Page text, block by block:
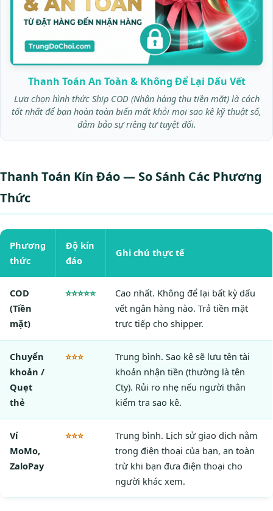
Thanh Toán An Toàn & Không Để Lại Dấu Vết
Lựa chọn hình thức Ship COD (Nhận hàng thu tiền mặt) là cách
tốt nhất để bạn hoàn toàn biến mất khỏi mọi sao kê kỹ thuật số,
đảm bảo sự riêng tư tuyệt đối.
Thanh Toán Kín Đáo — So Sánh Các Phương
Thức
Phương
thức
Độ kín
đáo
Ghi chú thực tế
COD
(Tiền
mặt)
⭐⭐⭐⭐⭐
Cao nhất. Không để lại bất kỳ dấu
vết ngân hàng nào. Trả tiền mặt
trực tiếp cho shipper.
Chuyển
khoản /
Quẹt
thẻ
⭐⭐⭐
Trung bình. Sao kê sẽ lưu tên tài
khoản nhận tiền (thường là tên
Cty). Rủi ro nhẹ nếu người thân
kiểm tra sao kê.
Ví
MoMo,
ZaloPay
⭐⭐⭐
Trung bình. Lịch sử giao dịch nằm
trong điện thoại của bạn, an toàn
trừ khi bạn đưa điện thoại cho
người khác xem.